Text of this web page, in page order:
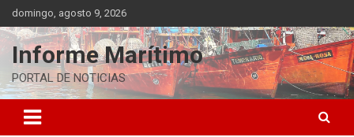
Saltar
al
contenido
domingo, agosto 9, 2026
Informe Marítimo
PORTAL DE NOTICIAS